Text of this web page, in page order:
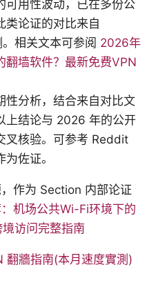
可用性波动，已在多份公
类论证的对比来自
相关文本可参阅 2026年
翻墙软件？最新免费VPN
性分析，结合来自对比文
上结论与 2026 年的公开
叉核验。可参考 Reddit
佐证。
作为 Section 内部论证
机场公共Wi-Fi环境下的
访问完整指南
牆指南(本月速度實測)